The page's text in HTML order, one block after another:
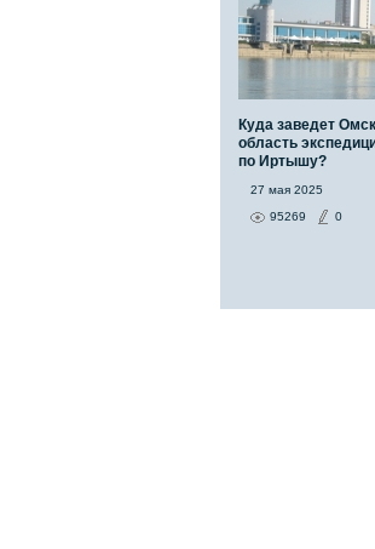
Куда заведет
область
по Иртышу?
27 мая 2025
95269
0